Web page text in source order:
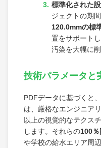
標準化された
ジェクトの期
120.0mmの標
置をサポート
汚染を大幅に削
技術パラメータと
PDFデータに基づくと
は、厳格なエンジニア
以上の視覚的なテクス
します。それらの100
や学校の給水エリア周